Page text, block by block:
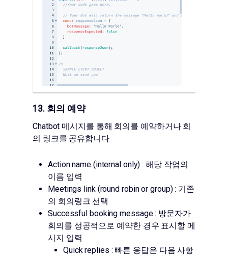
13. 회의 예약
Chatbot 메시지를 통해 회의를 예약하거나 회
의 링크를 공유합니다.
Action name (internal only) : 해당 작업의
이름 입력
Meetings link (round robin or group) : 기존
의 회의링크 선택
Successful booking message : 방문자가
회의를 성공적으로 예약한 경우 표시할 메
시지 입력
Quick replies : 빠른 응답은 다음 사항